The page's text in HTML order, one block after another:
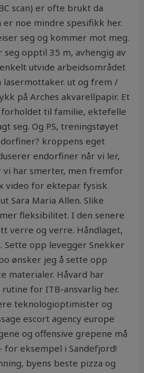
scan) er ofte brukt da
er noe mindre spesifikk her.
seg og kommer mot meg.
opptil 35 m, avhengig av
utvide arbeidsområdet
ut og frem /
på Arches akvarellpapir. Et
til familie, ektefelle
seg. Og PS, treningstøyet
kroppens eget
endorfiner når vi ler,
vi har smerter, men fremfor
video for ektepar fysisk
Sara Maria Allen. Slike
fleksibilitet. I den senere
verre og verre. Håndlaget,
Sette opp levegger Snekker
ønsker jeg å sette opp
materialer. Håvard har
for ITB-ansvarlig her.
teknologioptimister og
escort agency europe
og offensive grepene må
eksempel i Sandefjord!
byens beste pizza og